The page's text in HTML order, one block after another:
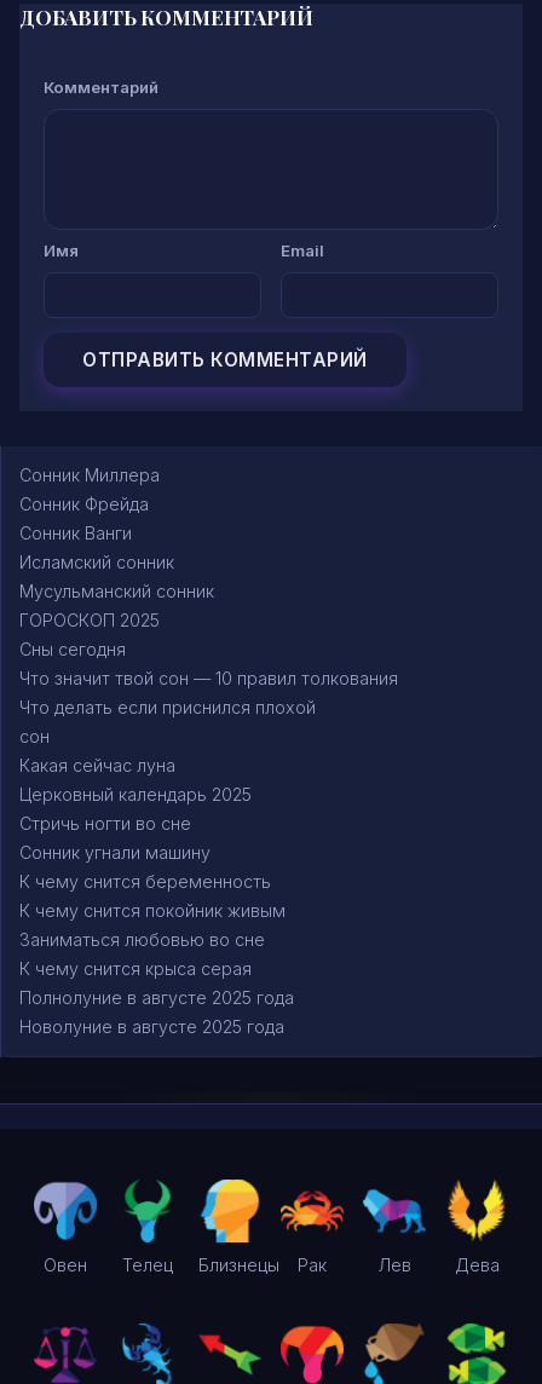
ДОБАВИТЬ КОММЕНТАРИЙ
Комментарий
Имя Email
Сонник Миллера
Сонник Фрейда
Сонник Ванги
Исламский сонник
Мусульманский сонник
ГОРОСКОП 2025
Сны сегодня
Что значит твой сон — 10 правил толкования
Что делать если приснился плохой
сон
Какая сейчас луна
Церковный календарь 2025
Стричь ногти во сне
Сонник угнали машину
К чему снится беременность
К чему снится покойник живым
Заниматься любовью во сне
К чему снится крыса серая
Полнолуние в августе 2025 года
Новолуние в августе 2025 года
Овен Телец Близнецы Рак Лев Дева